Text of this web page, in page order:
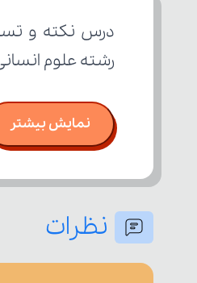
رشته علوم
نمایش بیشتر
نظرات